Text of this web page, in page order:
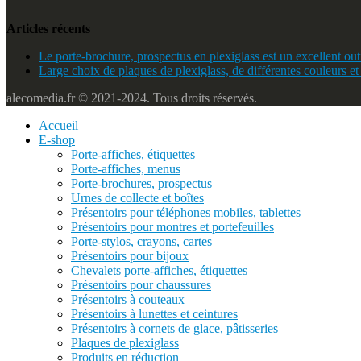
Articles récents
Le porte-brochure, prospectus en plexiglass est un excellent
Large choix de plaques de plexiglass, de différentes couleurs et
alecomedia.fr © 2021-2024. Tous droits réservés.
Accueil
E-shop
Porte-affiches, étiquettes
Porte-affiches, menus
Porte-brochures, prospectus
Urnes de collecte et boîtes
Présentoirs pour téléphones mobiles, tablettes
Présentoirs pour montres et portefeuilles
Porte-stylos, crayons, cartes
Présentoirs pour bijoux
Chevalets porte-affiches, étiquettes
Présentoirs pour chaussures
Présentoirs à couteaux
Présentoirs à lunettes et ceintures
Présentoirs à cornets de glace, pâtisseries
Plaques de plexiglass
Produits en réduction